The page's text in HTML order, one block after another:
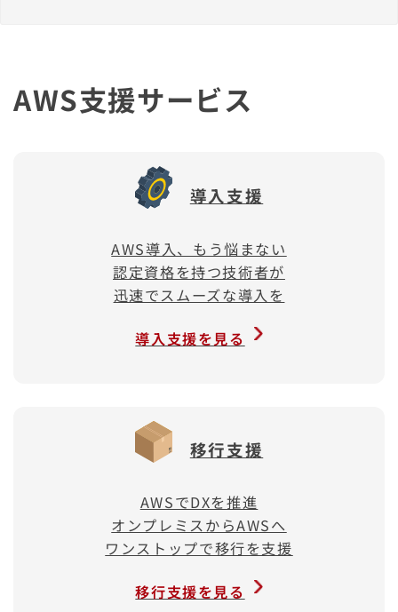
AWS支援サービス
導入支援
AWS導入、もう悩まない
認定資格を持つ技術者が
迅速でスムーズな導入を
導入支援を見る
移行支援
AWSでDXを推進
オンプレミスからAWSへ
ワンストップで移行を支援
移行支援を見る